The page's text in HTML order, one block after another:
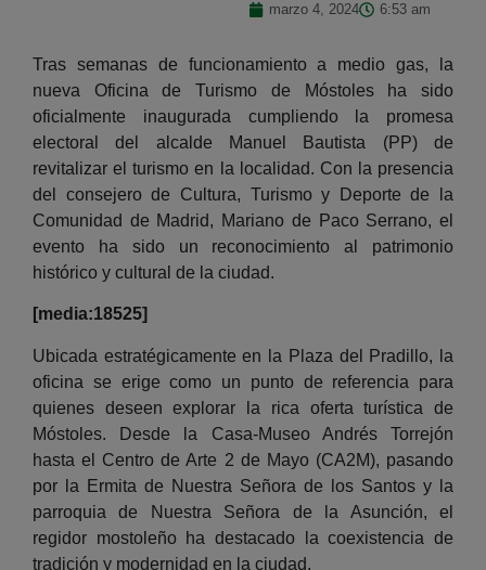
marzo 4, 2024 6:53 am
Tras semanas de funcionamiento a medio gas, la
nueva Oficina de Turismo de Móstoles ha sido
oficialmente inaugurada cumpliendo la promesa
electoral del alcalde Manuel Bautista (PP) de
revitalizar el turismo en la localidad. Con la presencia
del consejero de Cultura, Turismo y Deporte de la
Comunidad de Madrid, Mariano de Paco Serrano, el
evento ha sido un reconocimiento al patrimonio
histórico y cultural de la ciudad.
[media:18525]
Ubicada estratégicamente en la Plaza del Pradillo, la
oficina se erige como un punto de referencia para
quienes deseen explorar la rica oferta turística de
Móstoles. Desde la Casa-Museo Andrés Torrejón
hasta el Centro de Arte 2 de Mayo (CA2M), pasando
por la Ermita de Nuestra Señora de los Santos y la
parroquia de Nuestra Señora de la Asunción, el
regidor mostoleño ha destacado la coexistencia de
tradición y modernidad en la ciudad.